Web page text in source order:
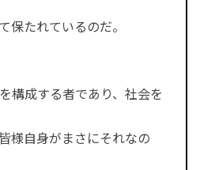
保たれているのだ。
構成する者であり、社会を
様自身がまさにそれなの